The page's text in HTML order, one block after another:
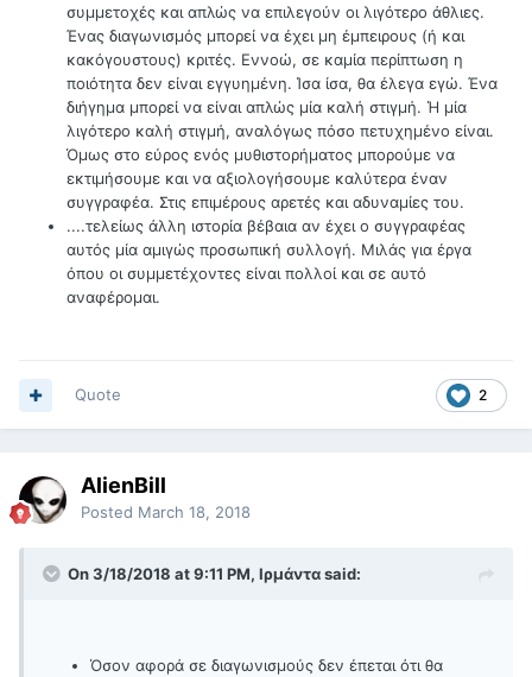
συμμετοχές και απλώς να επιλεγούν οι λιγότερο άθλιες.
Ένας διαγωνισμός μπορεί να έχει μη έμπειρους (ή και
κακόγουστους) κριτές. Εννοώ, σε καμία περίπτωση η
ποιότητα δεν είναι εγγυημένη. Ίσα ίσα, θα έλεγα εγώ. Ένα
διήγημα μπορεί να είναι απλώς μία καλή στιγμή. Ή μία
λιγότερο καλή στιγμή, αναλόγως πόσο πετυχημένο είναι.
Όμως στο εύρος ενός μυθιστορήματος μπορούμε να
εκτιμήσουμε και να αξιολογήσουμε καλύτερα έναν
συγγραφέα. Στις επιμέρους αρετές και αδυναμίες του.
....τελείως άλλη ιστορία βέβαια αν έχει ο συγγραφέας
αυτός μία αμιγώς προσωπική συλλογή. Μιλάς για έργα
όπου οι συμμετέχοντες είναι πολλοί και σε αυτό
αναφέρομαι.
2
Quote
AlienBill
Posted March 18, 2018
On 3/18/2018 at 9:11 PM, Ιρμάντα said:
Όσον αφορά σε διαγωνισμούς δεν έπεται ότι θα